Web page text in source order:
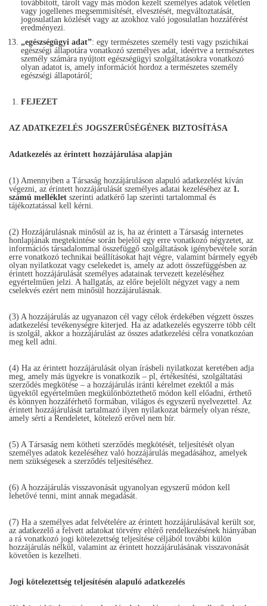
továbbított, tárolt vagy más módon kezelt személyes adatok véletlen
vagy jogellenes megsemmisítését, elvesztését, megváltoztatását,
jogosulatlan közlését vagy az azokhoz való jogosulatlan hozzáférést
eredményezi.
„egészségügyi adat”: egy természetes személy testi vagy pszichikai
egészségi állapotára vonatkozó személyes adat, ideértve a természetes
személy számára nyújtott egészségügyi szolgáltatásokra vonatkozó
olyan adatot is, amely információt hordoz a természetes személy
egészségi állapotáról;
FEJEZET
AZ ADATKEZELÉS JOGSZERŰSÉGÉNEK BIZTOSÍTÁSA
Adatkezelés az érintett hozzájárulása alapján
(1) Amennyiben a Társaság hozzájáruláson alapuló adatkezelést kíván
végezni, az érintett hozzájárulását személyes adatai kezeléséhez az 1.
számú melléklet szerinti adatkérő lap szerinti tartalommal és
tájékoztatással kell kérni.
(2) Hozzájárulásnak minősül az is, ha az érintett a Társaság internetes
honlapjának megtekintése során bejelöl egy erre vonatkozó négyzetet, az
információs társadalommal összefüggő szolgáltatások igénybevétele során
erre vonatkozó technikai beállításokat hajt végre, valamint bármely egyéb
olyan nyilatkozat vagy cselekedet is, amely az adott összefüggésben az
érintett hozzájárulását személyes adatainak tervezett kezeléséhez
egyértelműen jelzi. A hallgatás, az előre bejelölt négyzet vagy a nem
cselekvés ezért nem minősül hozzájárulásnak.
(3) A hozzájárulás az ugyanazon cél vagy célok érdekében végzett összes
adatkezelési tevékenységre kiterjed. Ha az adatkezelés egyszerre több célt
is szolgál, akkor a hozzájárulást az összes adatkezelési célra vonatkozóan
meg kell adni.
(4) Ha az érintett hozzájárulását olyan írásbeli nyilatkozat keretében adja
meg, amely más ügyekre is vonatkozik – pl, értékesítési, szolgáltatási
szerződés megkötése – a hozzájárulás iránti kérelmet ezektől a más
ügyektől egyértelműen megkülönböztethető módon kell előadni, érthető
és könnyen hozzáférhető formában, világos és egyszerű nyelvezettel. Az
érintett hozzájárulását tartalmazó ilyen nyilatkozat bármely olyan része,
amely sérti a Rendeletet, kötelező erővel nem bír.
(5) A Társaság nem kötheti szerződés megkötését, teljesítését olyan
személyes adatok kezeléséhez való hozzájárulás megadásához, amelyek
nem szükségesek a szerződés teljesítéséhez.
(6) A hozzájárulás visszavonását ugyanolyan egyszerű módon kell
lehetővé tenni, mint annak megadását.
(7) Ha a személyes adat felvételére az érintett hozzájárulásával került sor,
az adatkezelő a felvett adatokat törvény eltérő rendelkezésének hiányában
a rá vonatkozó jogi kötelezettség teljesítése céljából további külön
hozzájárulás nélkül, valamint az érintett hozzájárulásának visszavonását
követően is kezelheti.
Jogi kötelezettség teljesítésén alapuló adatkezelés